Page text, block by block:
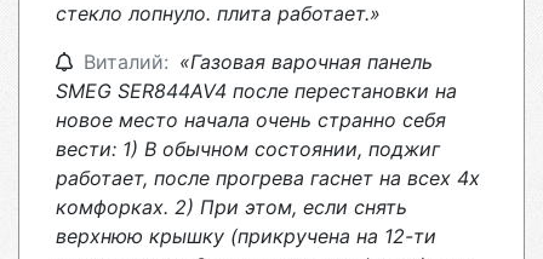
стекло лопнуло. плита работает.»
Виталий: «Газовая варочная панель
SMEG SER844AV4 после перестановки на
новое место начала очень странно себя
вести: 1) В обычном состоянии, поджиг
работает, после прогрева гаснет на всех 4х
комфорках. 2) При этом, если снять
верхнюю крышку (прикручена на 12-ти